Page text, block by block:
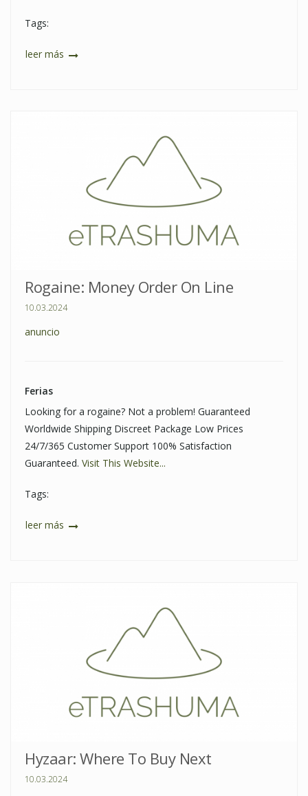
Tags:
leer más
Rogaine: Money Order On Line
10.03.2024
anuncio
Ferias
Looking for a rogaine? Not a problem! Guaranteed
Worldwide Shipping Discreet Package Low Prices
24/7/365 Customer Support 100% Satisfaction
Guaranteed. Visit This Website...
Tags:
leer más
Hyzaar: Where To Buy Next
10.03.2024